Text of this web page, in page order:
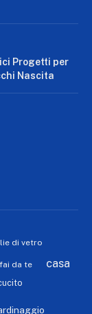
Progetti per
Nascita
di vetro
da te casa